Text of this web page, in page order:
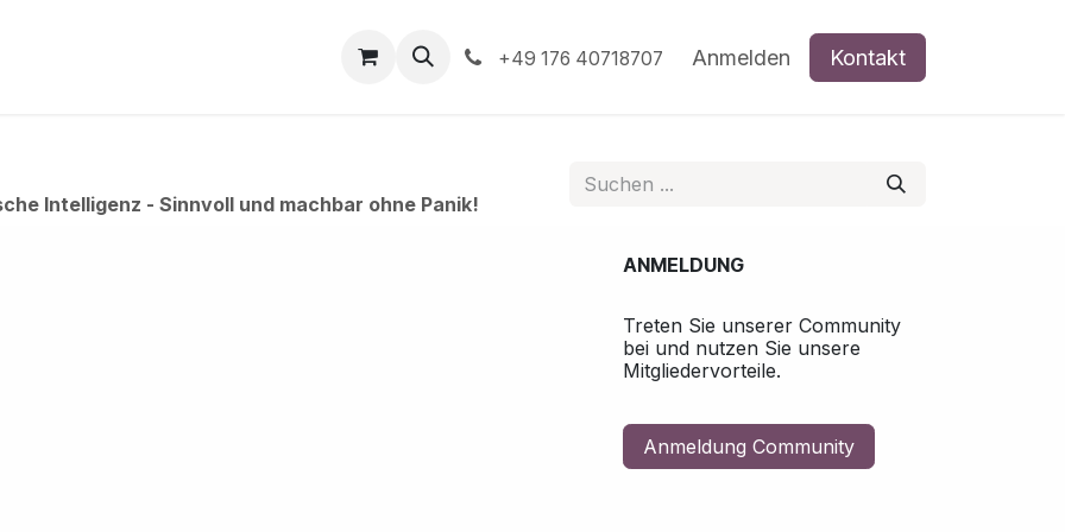
Veranstaltungen Termine Forum Dienstleistungen
+49 176 40718707 Anmelden Kontakt
Intelligenz - Sinnvoll und machbar ohne Panik!
ANMELDUNG
Treten Sie unserer Community
bei und nutzen Sie unsere
Mitgliedervorteile.
Anmeldung Community